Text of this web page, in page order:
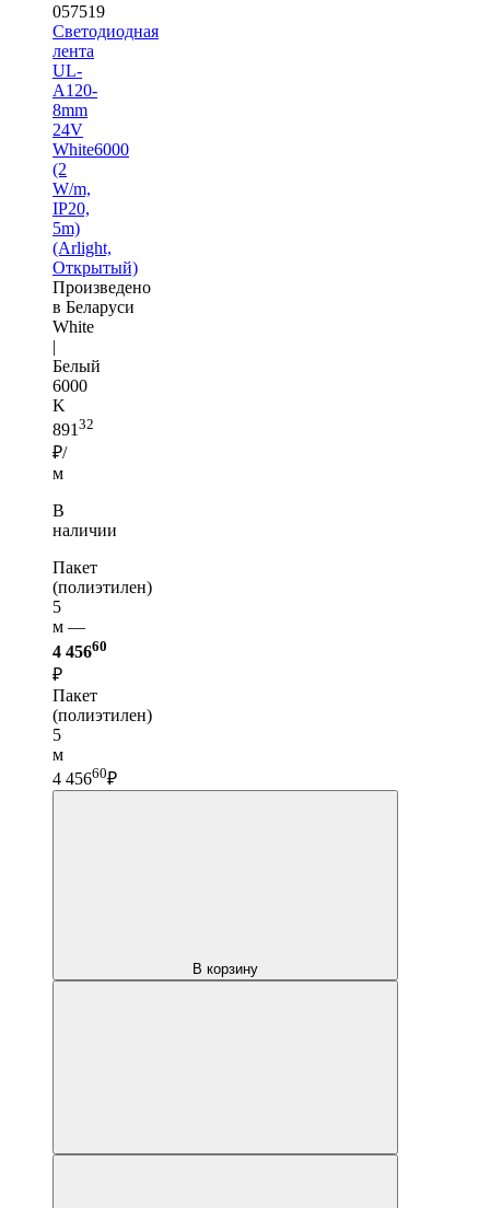
057519
Светодиодная
лента
UL-
A120-
8mm
24V
White6000
(2
W/m,
IP20,
5m)
(Arlight,
Открытый)
Произведено
в Беларуси
White
|
Белый
6000
K
891 32
₽/
м
В
наличии
Пакет
(полиэтилен)
5
м —
4 45660
₽
Пакет
(полиэтилен)
5
м
4 45660₽
В корзину